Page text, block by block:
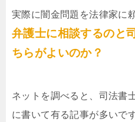
実際に闇金問題を法律家に
弁護士に相談するのと
ちらがよいのか？
ネットを調べると、司法書
に書いて有る記事が多いです